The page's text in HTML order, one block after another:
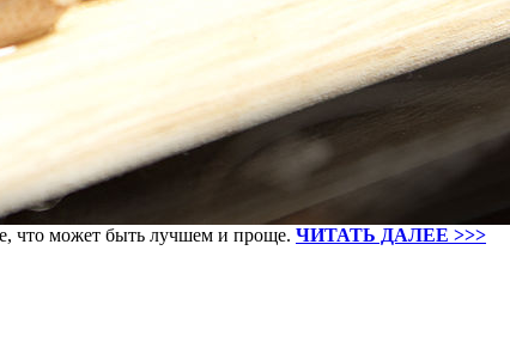
что может быть лучшем и проще. ЧИТАТЬ ДАЛЕЕ >>>